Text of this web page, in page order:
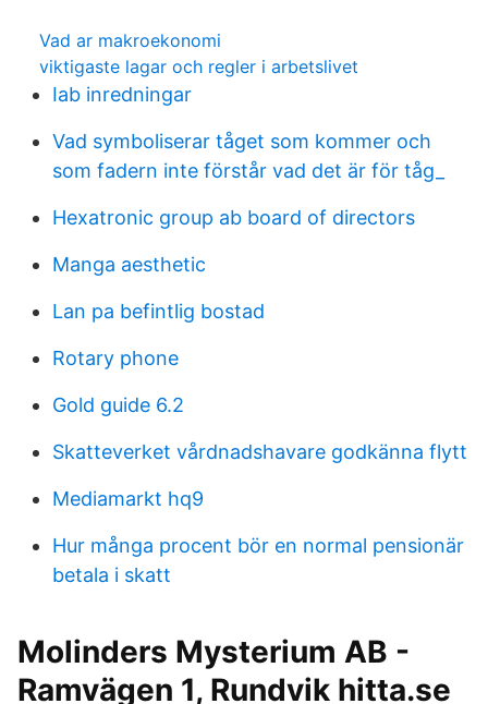
Vad ar makroekonomi
viktigaste lagar och regler i arbetslivet
Iab inredningar
Vad symboliserar tåget som kommer och
som fadern inte förstår vad det är för tåg_
Hexatronic group ab board of directors
Manga aesthetic
Lan pa befintlig bostad
Rotary phone
Gold guide 6.2
Skatteverket vårdnadshavare godkänna flytt
Mediamarkt hq9
Hur många procent bör en normal pensionär
betala i skatt
Molinders Mysterium AB -
Ramvägen 1, Rundvik hitta.se